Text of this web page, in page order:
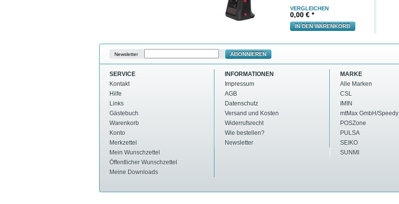
VERGLEICHEN
0,00 € *
IN DEN WARENKORB
Newsletter ABONNIEREN
SERVICE
Kontakt
Hilfe
Links
Gästebuch
Warenkorb
Konto
Merkzettel
Mein Wunschzettel
Öffentlicher Wunschzettel
Meine Downloads
INFORMATIONEN
Impressum
AGB
Datenschutz
Versand und Kosten
Widerrufsrecht
Wie bestellen?
Newsletter
MARKE
Alle Marken
CSL
IMIN
mtMax GmbH/Speedy
POSZone
PULSA
SEIKO
SUNMI